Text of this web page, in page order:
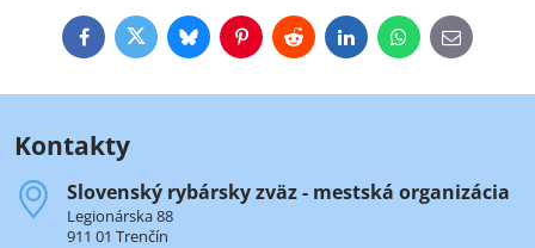
FacebookTwitterBlueskyPinterestRedditLinkedInWhatsApp
E-
mail
Kontakty
Slovenský rybársky zväz - mestská organizácia
Legionárska 88
911 01 Trenčín